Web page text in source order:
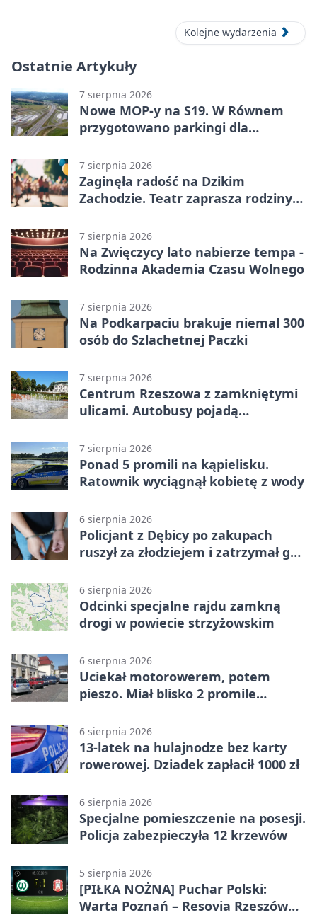
Kolejne wydarzenia
Ostatnie Artykuły
7 sierpnia 2026
Nowe MOP-y na S19. W Równem
przygotowano parkingi dla
7 sierpnia 2026
Zaginęła radość na Dzikim
Zachodzie. Teatr zaprasza rodziny
7 sierpnia 2026
Na Zwięczycy lato nabierze tempa -
Rodzinna Akademia Czasu Wolnego
7 sierpnia 2026
Na Podkarpaciu brakuje niemal 300
osób do Szlachetnej Paczki
7 sierpnia 2026
Centrum Rzeszowa z zamkniętymi
ulicami. Autobusy pojadą
7 sierpnia 2026
Ponad 5 promili na kąpielisku.
Ratownik wyciągnął kobietę z wody
6 sierpnia 2026
Policjant z Dębicy po zakupach
ruszył za złodziejem i zatrzymał go
6 sierpnia 2026
Odcinki specjalne rajdu zamkną
drogi w powiecie strzyżowskim
6 sierpnia 2026
Uciekał motorowerem, potem
pieszo. Miał blisko 2 promile
6 sierpnia 2026
13-latek na hulajnodze bez karty
rowerowej. Dziadek zapłacił 1000 zł
6 sierpnia 2026
Specjalne pomieszczenie na posesji.
Policja zabezpieczyła 12 krzewów
5 sierpnia 2026
[PIŁKA NOŻNA] Puchar Polski:
Warta Poznań – Resovia Rzeszów